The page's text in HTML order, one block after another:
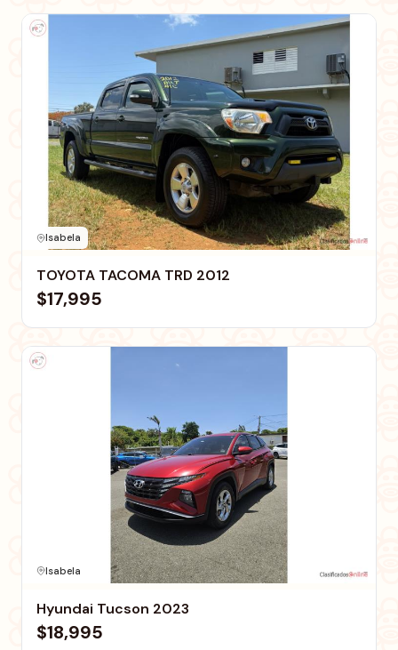
Isabela
TOYOTA TACOMA TRD 2012
$17,995
Isabela
Hyundai Tucson 2023
$18,995